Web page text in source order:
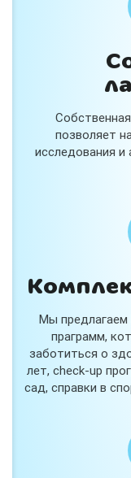
позволяет
исследования
Мы
праграмм,
заботиться о
лет, check-up
сад, справки в
Я согласен